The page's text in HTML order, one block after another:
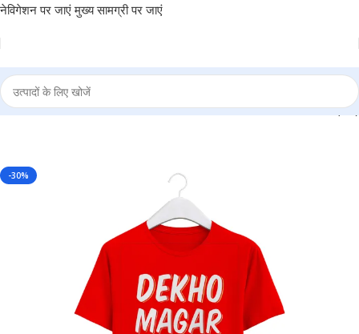
नेविगेशन पर जाएं मुख्य सामग्री पर जाएं
PYAR SE” Personalized Round Neck T-Shirt – MGBIO-RN1 (34)
-30%